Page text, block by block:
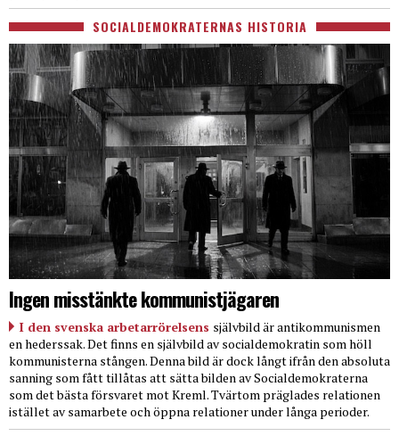
SOCIALDEMOKRATERNAS HISTORIA
Ingen misstänkte kommunistjägaren
I den svenska arbetarrörelsens självbild är antikommunismen
en hederssak. Det finns en självbild av socialdemokratin som höll
kommunisterna stången. Denna bild är dock långt ifrån den absoluta
sanning som fått tillåtas att sätta bilden av Socialdemokraterna
som det bästa försvaret mot Kreml. Tvärtom präglades relationen
istället av samarbete och öppna relationer under långa perioder.